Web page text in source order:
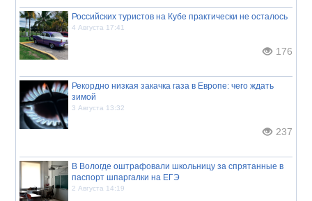
Российских туристов на Кубе практически не осталось
4 Августа 17:41
176
Рекордно низкая закачка газа в Европе: чего ждать
зимой
3 Августа 13:32
237
В Вологде оштрафовали школьницу за спрятанные в
паспорт шпаргалки на ЕГЭ
2 Августа 14:19